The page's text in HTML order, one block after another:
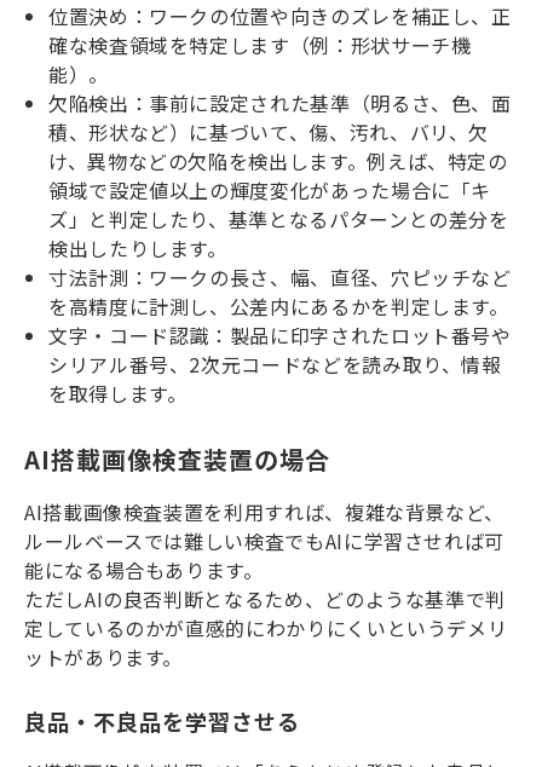
位置決め：ワークの位置や向きのズレを補正し、正
確な検査領域を特定します（例：形状サーチ機
能）。
欠陥検出：事前に設定された基準（明るさ、色、面
積、形状など）に基づいて、傷、汚れ、バリ、欠
け、異物などの欠陥を検出します。例えば、特定の
領域で設定値以上の輝度変化があった場合に「キ
ズ」と判定したり、基準となるパターンとの差分を
検出したりします。
寸法計測：ワークの長さ、幅、直径、穴ピッチなど
を高精度に計測し、公差内にあるかを判定します。
文字・コード認識：製品に印字されたロット番号や
シリアル番号、2次元コードなどを読み取り、情報
を取得します。
AI搭載画像検査装置の場合
AI搭載画像検査装置を利用すれば、複雑な背景など、
ルールベースでは難しい検査でもAIに学習させれば可
能になる場合もあります。
ただしAIの良否判断となるため、どのような基準で判
定しているのかが直感的にわかりにくいというデメリ
ットがあります。
良品・不良品を学習させる